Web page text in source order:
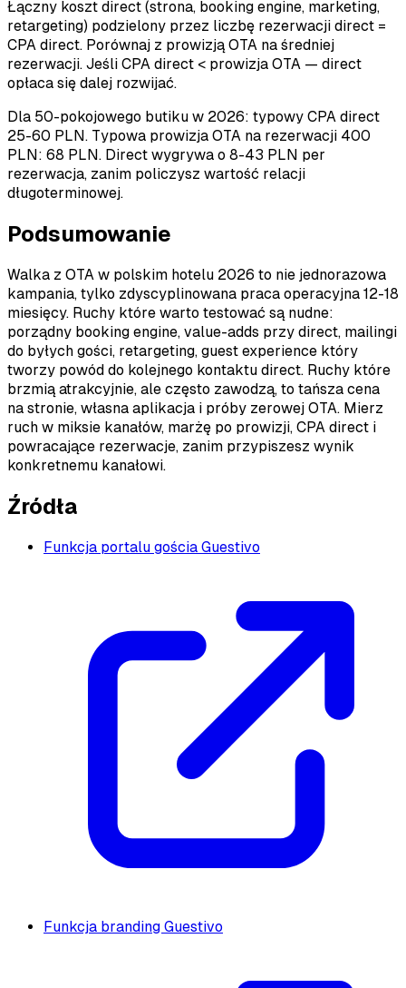
Łączny koszt direct (strona, booking engine, marketing,
retargeting) podzielony przez liczbę rezerwacji direct =
CPA direct. Porównaj z prowizją OTA na średniej
rezerwacji. Jeśli CPA direct < prowizja OTA — direct
opłaca się dalej rozwijać.
Dla 50-pokojowego butiku w 2026: typowy CPA direct
25-60 PLN. Typowa prowizja OTA na rezerwacji 400
PLN: 68 PLN. Direct wygrywa o 8-43 PLN per
rezerwacja, zanim policzysz wartość relacji
długoterminowej.
Podsumowanie
Walka z OTA w polskim hotelu 2026 to nie jednorazowa
kampania, tylko zdyscyplinowana praca operacyjna 12-18
miesięcy. Ruchy które warto testować są nudne:
porządny booking engine, value-adds przy direct, mailingi
do byłych gości, retargeting, guest experience który
tworzy powód do kolejnego kontaktu direct. Ruchy które
brzmią atrakcyjnie, ale często zawodzą, to tańsza cena
na stronie, własna aplikacja i próby zerowej OTA. Mierz
ruch w miksie kanałów, marżę po prowizji, CPA direct i
powracające rezerwacje, zanim przypiszesz wynik
konkretnemu kanałowi.
Źródła
Funkcja portalu gościa Guestivo
Funkcja branding Guestivo